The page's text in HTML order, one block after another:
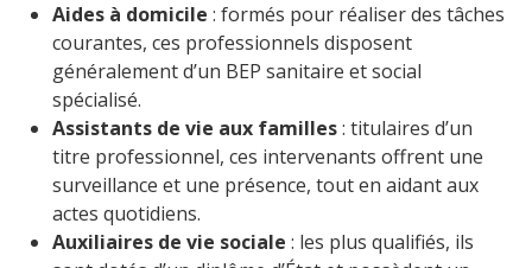
Aides à domicile : formés pour réaliser des tâches
courantes, ces professionnels disposent
généralement d’un BEP sanitaire et social
spécialisé.
Assistants de vie aux familles: titulaires d’un
titre professionnel, ces intervenants offrent une
surveillance et une présence, tout en aidant aux
actes quotidiens.
Auxiliaires de vie sociale : les plus qualifiés, ils